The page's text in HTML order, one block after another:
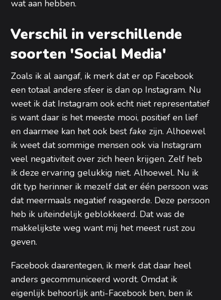
wat aan hebben.
Verschil in verschillende
soorten 'Social Media'
Zoals ik al aangaf, ik merk dat er op Facebook
een totaal andere sfeer is dan op Instagram. Nu
weet ik dat Instagram ook echt niet representatief
is want daar is het meeste mooi, positief en lief
en daarmee kan het ook bestfake zijn. Alhoewel
ik weet dat sommige mensen ook via Instagram
veel negativiteit over zich heen krijgen. Zelf heb
ik deze ervaring gelukkig niet. Alhoewel. Nu ik
dit typ herinner ik mezelf dat er één persoon was
dat meermaals negatief reageerde. Deze persoon
heb ik uiteindelijk geblokkeerd. Dat was de
makkelijkste weg want mij het meest rust zou
geven.
Facebook daarentegen, ik merk dat daar heel
anders gecommuniceerd wordt. Omdat ik
eigenlijk behoorlijk anti-Facebook ben, ben ik